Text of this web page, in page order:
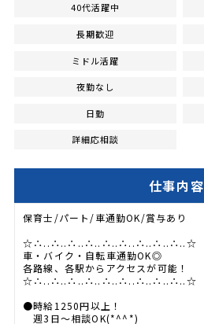
40代活躍中
長期歓迎
ミドル活躍
夜勤なし
日勤
詳細応相談
仕事内容
保育士/パート/車通勤OK/賞与あり
☆∴..∴..∴..∴..∴..∴..∴..∴..∴..☆
車・バイク・自転車通勤OK◎
各路線、各駅からアクセスが可能！
☆∴..∴..∴..∴..∴..∴..∴..∴..∴..☆
●時給1250円以上！
週3日～相談OK(*^^*)